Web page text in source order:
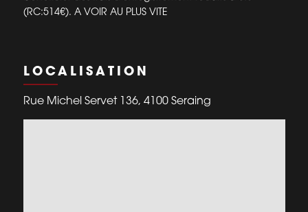
(RC:514€). A VOIR AU PLUS VITE
LOCALISATION
Rue Michel Servet 136, 4100 Seraing